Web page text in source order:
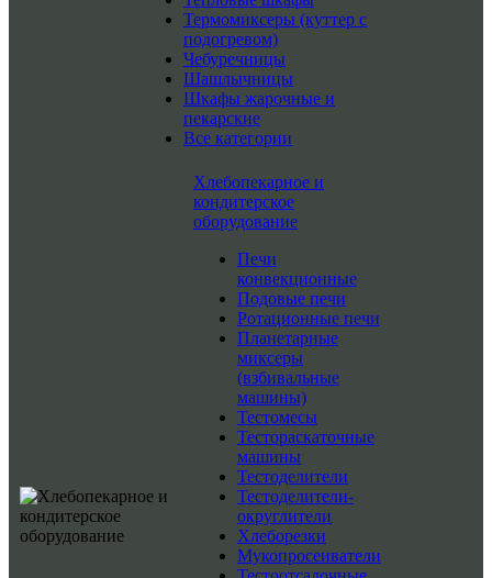
Термомиксеры (куттер с
подогревом)
Чебуречницы
Шашлычницы
Шкафы жарочные и
пекарские
Все категории
Хлебопекарное и
кондитерское
оборудование
Печи
конвекционные
Подовые печи
Ротационные печи
Планетарные
миксеры
(взбивальные
машины)
Тестомесы
Тестораскаточные
машины
Тестоделители
Тестоделители-
округлители
Хлеборезки
Мукопросеиватели